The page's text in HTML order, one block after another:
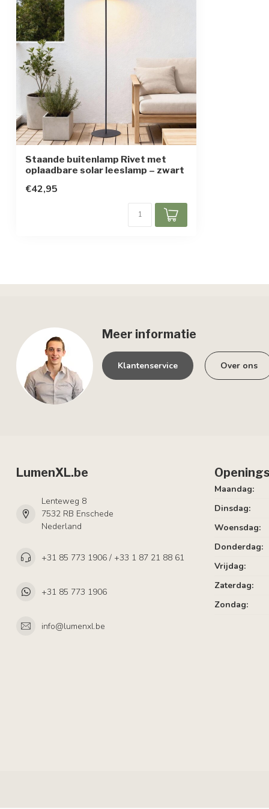
Beschermingsklasse
Type batterij
Batterij vervangbaar
Staande buitenlamp Rivet met
oplaadbare solar leeslamp – zwart
€42,95
Meer informatie
Klantenservice Over ons
LumenXL.be
Lenteweg 8
7532 RB Enschede
Nederland
+31 85 773 1906 / +33 1 87 21 88 61
+31 85 773 1906
info@lumenxl.be
Maandag:
Dinsdag:
Woensdag:
Donderdag:
Vrijdag:
Zaterdag:
Zondag: